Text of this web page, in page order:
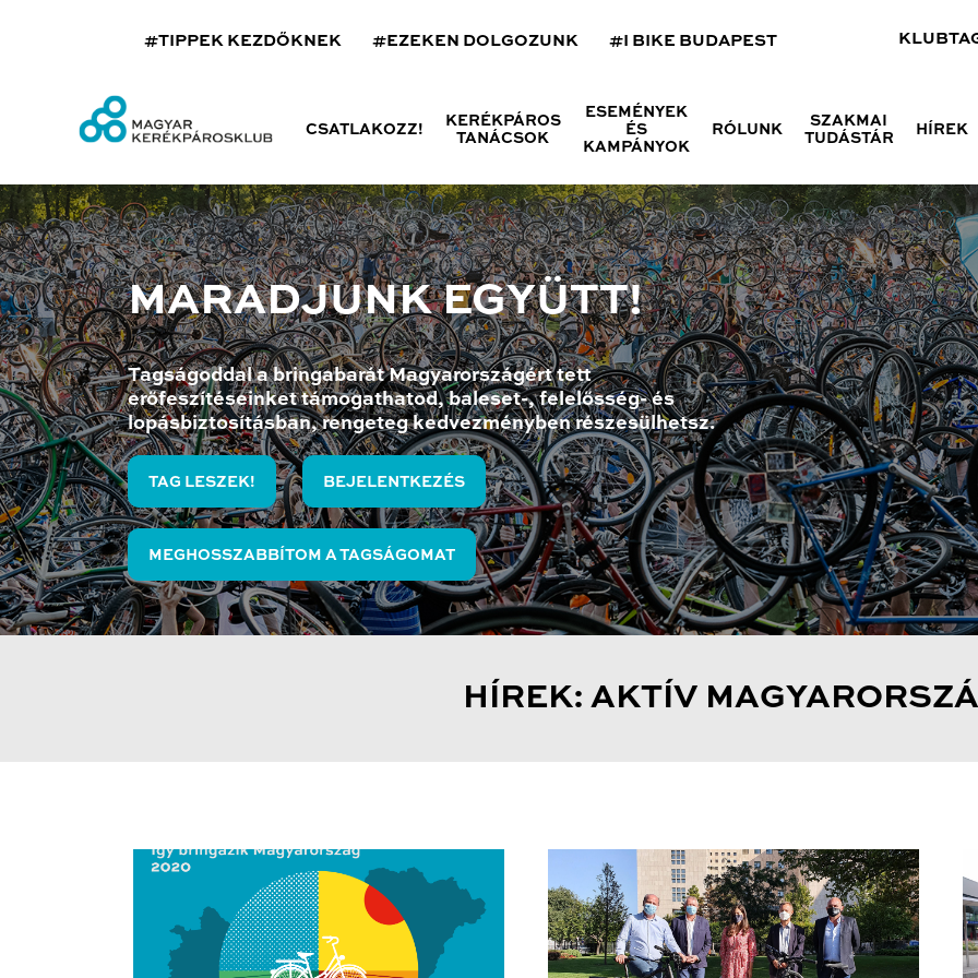
#TIPPEK KEZDŐKNEK #EZEKEN DOLGOZUNK #I BIKE BUDAPEST
CSATLAKOZZ!
KERÉKPÁROS
TANÁCSOK
ESEMÉNYEK
ÉS
KAMPÁNYOK
RÓLUNK
SZAKMAI
TUDÁSTÁR
HÍREK
MARADJUNK EGYÜTT!
Tagságoddal a bringabarát Magyarországért tett
erőfeszítéseinket támogathatod, baleset-, felelősség- és
lopásbiztosításban, rengeteg kedvezményben részesülhetsz.
TAG LESZEK! BEJELENTKEZÉS
MEGHOSSZABBÍTOM A TAGSÁGOMAT
HÍREK: AKTÍV